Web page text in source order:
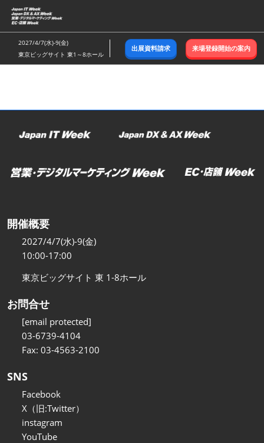
ス
キ
ッ
し
む
2027/4/7(水)-9(金)
東京ビッグサイト 東1～8ホール
出展資料請求 来場登録開始の案内
開催概要
2027/4/7(水)-9(金)
10:00-17:00
東京ビッグサイト 東 1-8ホール
お問合せ
[email protected]
03-6739-4104
Fax: 03-4563-2100
SNS
Facebook
X（旧:Twitter）
instagram
YouTube